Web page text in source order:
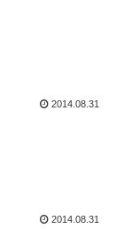
2014.08.31
2014.08.31